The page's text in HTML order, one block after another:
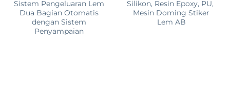
Sistem Pengeluaran Lem
Dua Bagian Otomatis
dengan Sistem
Penyampaian
Silikon, Resin Epoxy, PU, ​​
Mesin Doming Stiker
Lem AB